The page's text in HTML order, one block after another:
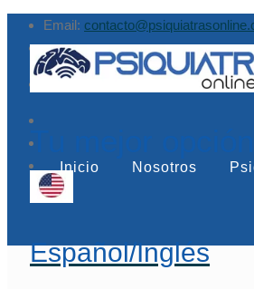
Email:
Augusto Leguía Sur 79, of. 407,
Tu mejor
Español/Inglés
Inicio Nosotros